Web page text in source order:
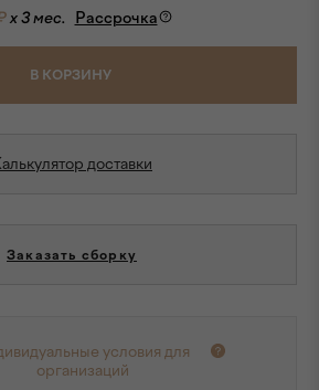
x 3 мес. Рассрочка
В КОРЗИНУ
доставки
Заказать сборку
условия для
организаций